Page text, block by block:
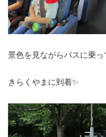
景色を見ながらバスに乗
きらくやまに到着✨